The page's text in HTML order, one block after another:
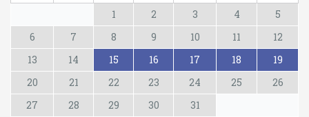
1
2 3 4
5
6
7 8 9 10 11
12
13
14 15 16 17 18
19
20
21 22 23 24 25
26
27
28 29 30
31